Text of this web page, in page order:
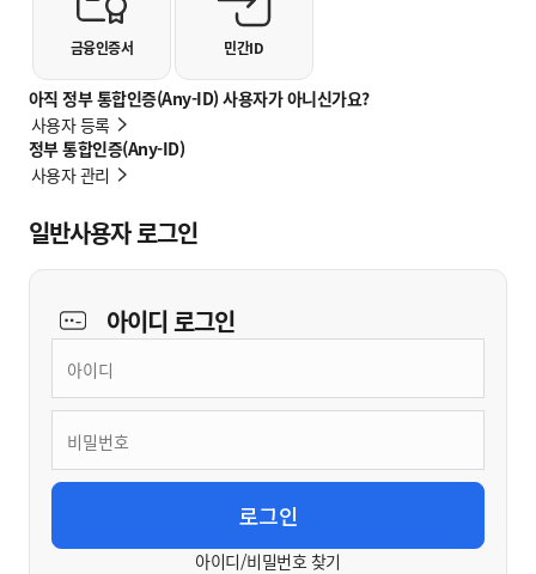
아직 정부 통합인증(Any-ID) 사용자가 아니신가요?
사용자 등록
정부 통합인증(Any-ID)
사용자 관리
금융인증서 민간ID
일반사용자 로그인
아이디로그인
아이디/비밀번호 찾기